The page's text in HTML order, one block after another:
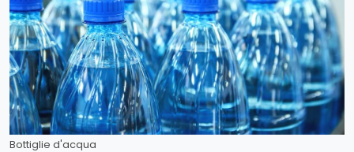
Bottiglie d'acqua